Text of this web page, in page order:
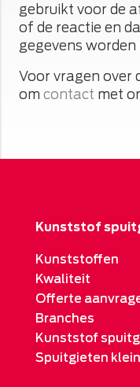
gebruikt voor de
of de reactie en
gegevens
Voor vragen over
om contact met
Kunststof
Kunststoffen
Kwaliteit
Offerte
Branches
Kunststof
Spuitgieten